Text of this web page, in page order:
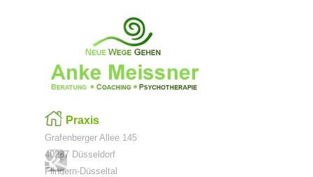
Praxis
Grafenberger Allee 145
40237 Düsseldorf
Flingern-Düsseltal